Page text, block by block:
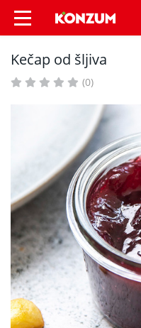
Kečap od
Kečap od šljiva
(0)